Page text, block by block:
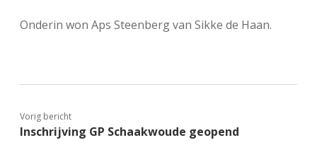
Onderin won Aps Steenberg van Sikke de Haan.
Vorig bericht
Inschrijving GP Schaakwoude geopend